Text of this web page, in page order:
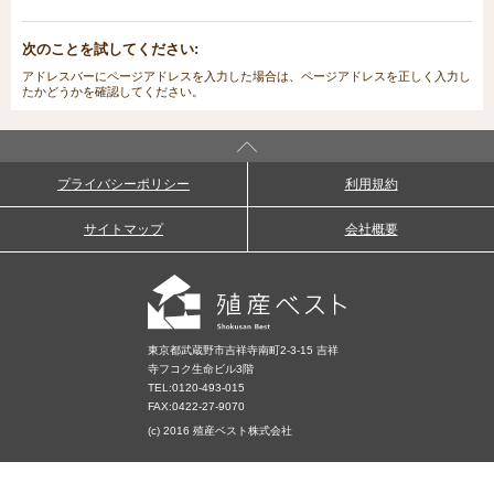
次のことを試してください:
アドレスバーにページアドレスを入力した場合は、ページアドレスを正しく入力し
たかどうかを確認してください。
プライバシーポリシー 利用規約
サイトマップ 会社概要
東京都武蔵野市吉祥寺南町2-3-15 吉祥
寺フコク生命ビル3階
TEL:0120-493-015
FAX:0422-27-9070
(c) 2016 殖産ベスト株式会社